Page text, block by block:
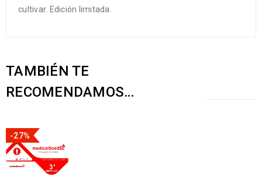
cultivar. Edición limitada.
TAMBIÉN TE
RECOMENDAMOS…
-27%